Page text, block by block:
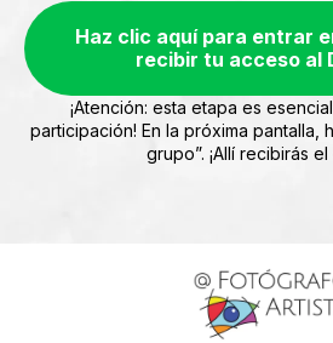
Haz clic aquí para entrar
recibir tu acceso al
¡Atención: esta etapa es
participación! En la próxima pantalla,
grupo”. ¡Allí recibirás